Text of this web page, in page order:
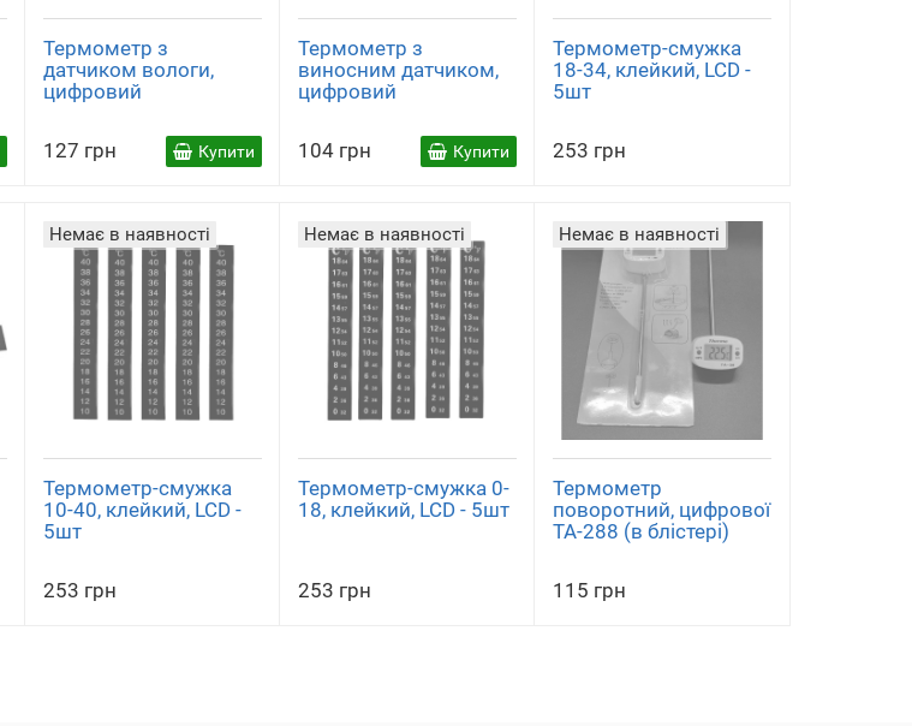
Термометр з
датчиком вологи,
цифровий
127 грн Купити
Термометр з
виносним датчиком,
цифровий
104 грн Купити
Термометр-смужка
18-34, клейкий, LCD -
5шт
253 грн
Немає в наявності
Термометр-смужка
10-40, клейкий, LCD -
5шт
253 грн
Немає в наявності
Термометр-смужка 0-
18, клейкий, LCD - 5шт
253 грн
Немає в наявності
Термометр
поворотний, цифрової
ТА-288 (в блістері)
115 грн